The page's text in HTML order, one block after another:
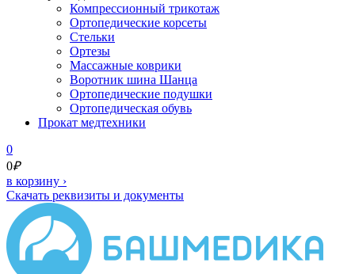
Компрессионный трикотаж
Ортопедические корсеты
Стельки
Ортезы
Массажные коврики
Воротник шина Шанца
Ортопедические подушки
Ортопедическая обувь
Прокат медтехники
0
0₽
в корзину ›
Скачать реквизиты и документы